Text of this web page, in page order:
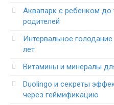
Аквапарк с ребенком до
родителей
Интервальное
лет
Витамины и минералы
Duolingo и секреты
через геймификацию